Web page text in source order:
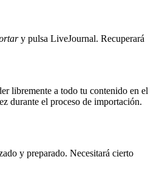
y pulsa LiveJournal. Recuperará
libremente a todo tu contenido en el
durante el proceso de importación.
y preparado. Necesitará cierto